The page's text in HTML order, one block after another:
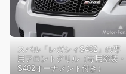
スバル「レガシィS402」の専
用フロントグリル（専用塗装・
S402オーナメント付き）